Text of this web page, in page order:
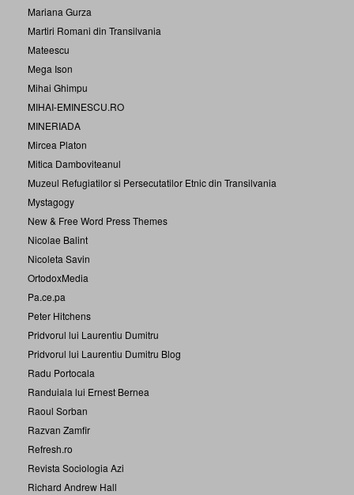
Mariana Gurza
Martiri Romani din Transilvania
Mateescu
Mega Ison
Mihai Ghimpu
MIHAI-EMINESCU.RO
MINERIADA
Mircea Platon
Mitica Damboviteanul
Muzeul Refugiatilor si Persecutatilor Etnic din Transilvania
Mystagogy
New & Free Word Press Themes
Nicolae Balint
Nicoleta Savin
OrtodoxMedia
Pa.ce.pa
Peter Hitchens
Pridvorul lui Laurentiu Dumitru
Pridvorul lui Laurentiu Dumitru Blog
Radu Portocala
Randuiala lui Ernest Bernea
Raoul Sorban
Razvan Zamfir
Refresh.ro
Revista Sociologia Azi
Richard Andrew Hall